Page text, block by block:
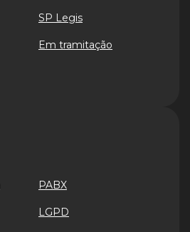
SP Legis
Em tramitação
PABX
LGPD